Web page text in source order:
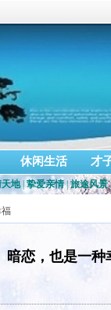
休闲生活 才
地 挚爱亲情 |旅途风景
暗恋，也是一种